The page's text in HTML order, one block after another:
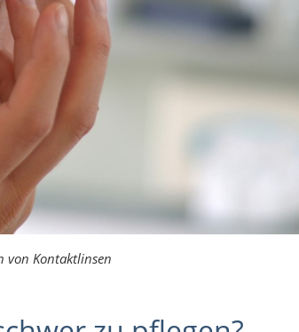
von Kontaktlinsen